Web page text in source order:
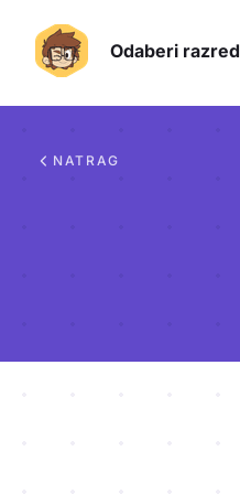
Odaberi razred
NATRAG